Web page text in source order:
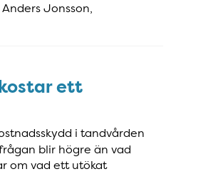
Jonsson,
ett
i tandvården
blir högre än vad
om vad ett utökat